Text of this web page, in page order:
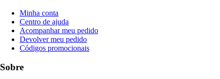
Minha conta
Centro de ajuda
Acompanhar meu pedido
Devolver meu pedido
Códigos promocionais
Sobre